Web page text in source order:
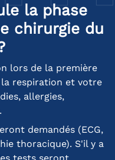
la phase
chirurgie du
lors de la première
respiration et votre
allergies,
demandés (ECG,
thoracique). S'il y a